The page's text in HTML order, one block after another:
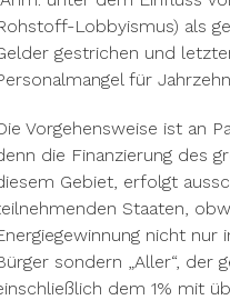
Lobbyismus) als
gestrichen und
für
Vorgehensweise ist an
die Finanzierung des
Gebiet, erfolgt
Staaten,
nicht
sondern „Aller“, der
dem 1% mit